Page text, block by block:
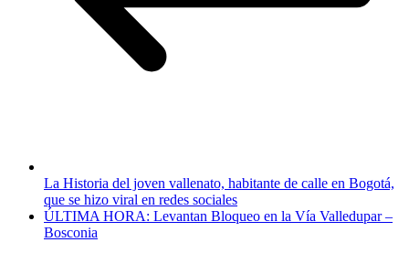
La Historia del joven vallenato, habitante de calle en Bogotá,
que se hizo viral en redes sociales
ÚLTIMA HORA: Levantan Bloqueo en la Vía Valledupar –
Bosconia